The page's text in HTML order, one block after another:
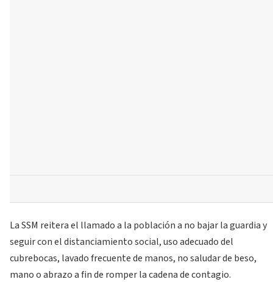
La SSM reitera el llamado a la población a no bajar la guardia y
seguir con el distanciamiento social, uso adecuado del
cubrebocas, lavado frecuente de manos, no saludar de beso,
mano o abrazo a fin de romper la cadena de contagio.